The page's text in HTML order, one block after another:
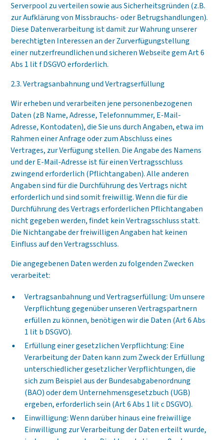
Serverpool zu verteilen sowie aus Sicherheitsgründen (z.B.
zur Aufklärung von Missbrauchs- oder Betrugshandlungen).
Diese Datenverarbeitung ist damit zur Wahrung unserer
berechtigten Interessen an der Zurverfügungstellung
einer nutzerfreundlichen und sicheren Webseite gem Art 6
Abs 1 lit f DSGVO erforderlich.
2.3. Vertragsanbahnung und Vertragserfüllung
Wir erheben und verarbeiten jene personenbezogenen
Daten (zB Name, Adresse, Telefonnummer, E-Mail-
Adresse, Kontodaten), die Sie uns durch Angaben, etwa im
Rahmen einer Anfrage oder zum Abschluss eines
Vertrages, zur Verfügung stellen. Die Angabe des Namens
und der E-Mail-Adresse ist für einen Vertragsschluss
zwingend erforderlich (Pflichtangaben). Alle anderen
Angaben sind für die Durchführung des Vertrags nicht
erforderlich und sind somit freiwillig. Wenn die für die
Durchführung des Vertrags erforderlichen Pflichtangaben
nicht gegeben werden, findet kein Vertragsschluss statt.
Die Nichtangabe der freiwilligen Angaben hat keinen
Einfluss auf den Vertragsschluss.
Die angegebenen Daten werden zu folgenden Zwecken
verarbeitet:
Vertragsanbahnung und Vertragserfüllung: Um unsere
Verpflichtung gegenüber unseren Vertragspartnern
erfüllen zu können, benötigen wir die Daten (Art 6 Abs
1 lit b DSGVO).
Erfüllung einer gesetzlichen Verpflichtung: Eine
Verarbeitung der Daten kann zum Zweck der Erfüllung
unterschiedlicher gesetzlicher Verpflichtungen, die
sich zum Beispiel aus der Bundesabgabenordnung
(BAO) oder dem Unternehmensgesetzbuch (UGB)
ergeben, erforderlich sein (Art 6 Abs 1 lit c DSGVO).
Einwilligung: Wenn darüber hinaus eine freiwillige
Einwilligung zur Verarbeitung der Daten erteilt wurde,